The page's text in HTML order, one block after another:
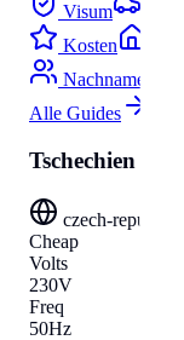
Visum
Kosten
Nachnamen
Alle Guides
Tschechien
czech-republic
Cheap
Volts
230V
Freq
50Hz